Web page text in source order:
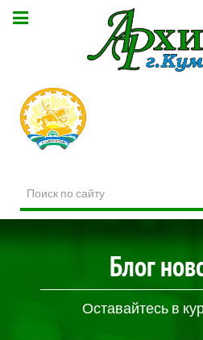
по
сайту
Блог
Оставайтесь в